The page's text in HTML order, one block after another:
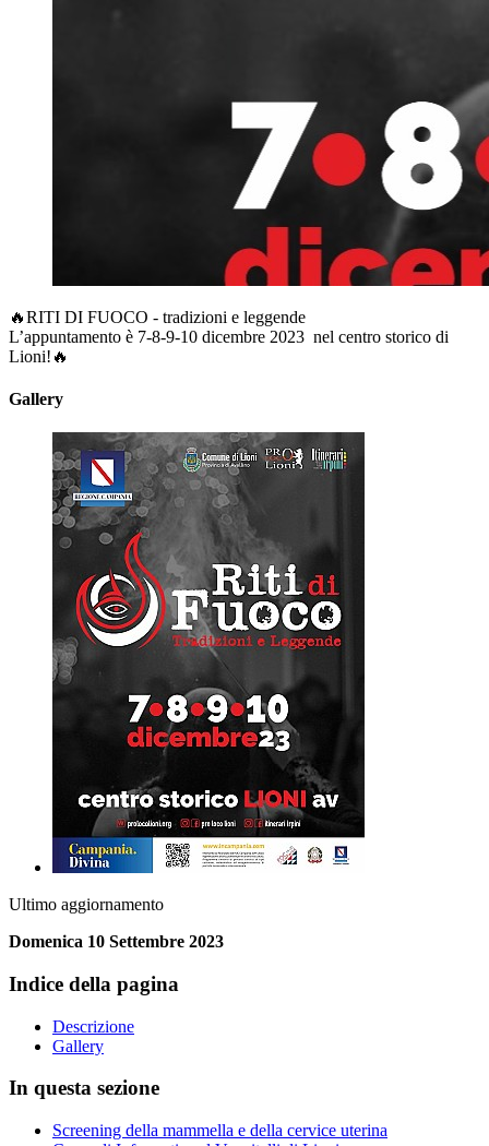
🔥RITI DI FUOCO - tradizioni e leggende
L’appuntamento è 7-8-9-10 dicembre 2023 nel centro storico di
Lioni!🔥
Gallery
Ultimo aggiornamento
Domenica 10 Settembre 2023
Indice della pagina
Descrizione
Gallery
In questa sezione
Screening della mammella e della cervice uterina